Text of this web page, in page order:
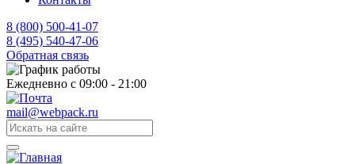
8 (800) 500-41-07
8 (495) 540-47-06
Обратная связь
Ежедневно с 09:00 - 21:00
mail@webpack.ru